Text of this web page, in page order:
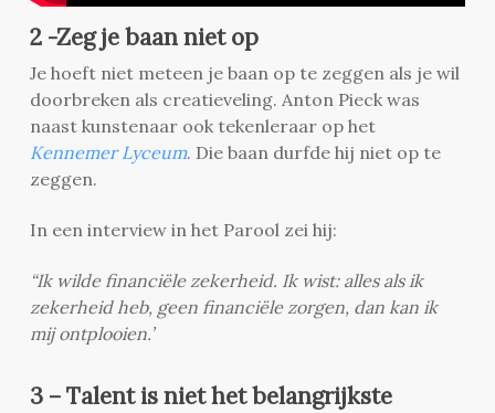
2 -Zeg je baan niet op
Je hoeft niet meteen je baan op te zeggen als je wil
doorbreken als creatieveling. Anton Pieck was
naast kunstenaar ook tekenleraar op het
Kennemer Lyceum. Die baan durfde hij niet op te
zeggen.
In een interview in het Parool zei hij:
“Ik wilde financiële zekerheid. Ik wist: alles als ik
zekerheid heb, geen financiële zorgen, dan kan ik
mij ontplooien.’
3 – Talent is niet het belangrijkste